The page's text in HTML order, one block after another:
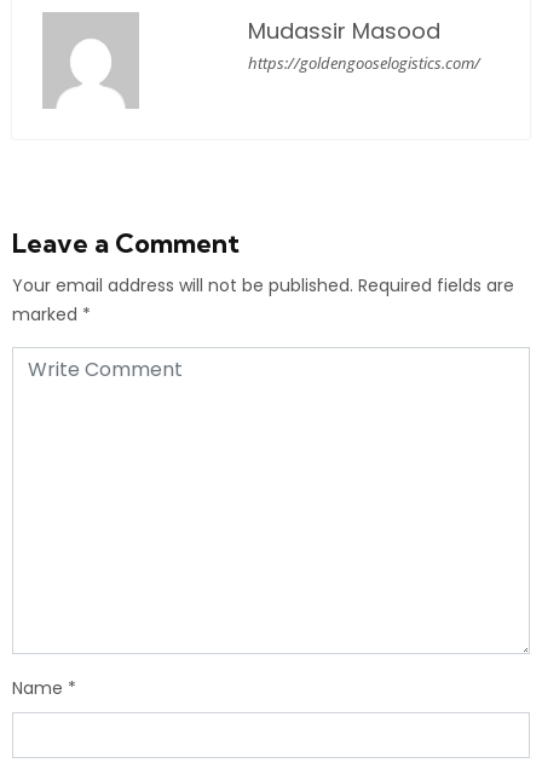
Mudassir Masood
https://goldengooselogistics.com/
Leave a Comment
Your email address will not be published. Required fields are
marked *
Name *